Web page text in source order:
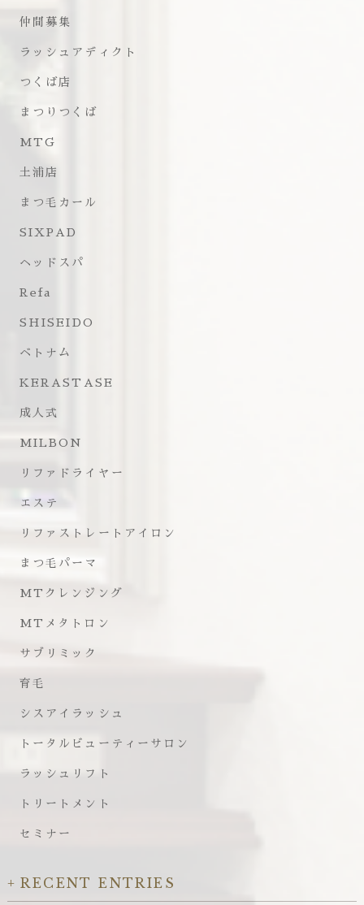
仲間募集
ラッシュアディクト
つくば店
まつりつくば
MTG
土浦店
まつ毛カール
SIXPAD
ヘッドスパ
Refa
SHISEIDO
ベトナム
KERASTASE
成人式
MILBON
リファドライヤー
エステ
リファストレートアイロン
まつ毛パーマ
MTクレンジング
MTメタトロン
サブリミック
育毛
シスアイラッシュ
トータルビューティーサロン
ラッシュリフト
トリートメント
セミナー
RECENT ENTRIES